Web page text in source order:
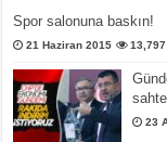
Spor salonuna baskın!
21 Haziran 2015 13,797
23